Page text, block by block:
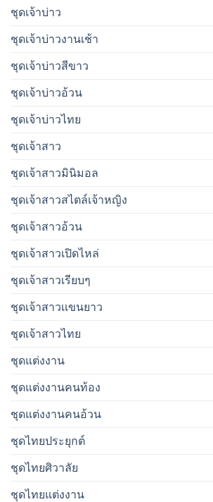
ชุดเจ้าบ่าว
ชุดเจ้าบ่าวงานเช้า
ชุดเจ้าบ่าวสีขาว
ชุดเจ้าบ่าวอ้วน
ชุดเจ้าบ่าวไทย
ชุดเจ้าสาว
ชุดเจ้าสาวมินิมอล
ชุดเจ้าสาวสไตล์เจ้าหญิง
ชุดเจ้าสาวอ้วน
ชุดเจ้าสาวเปิดไหล่
ชุดเจ้าสาวเรียบๆ
ชุดเจ้าสาวเเขนยาว
ชุดเจ้าสาวไทย
ชุดแต่งงาน
ชุดแต่งงานคนท้อง
ชุดแต่งงานคนอ้วน
ชุดไทยประยุกต์
ชุดไทยศิวาลัย
ชุดไทยแต่งงาน